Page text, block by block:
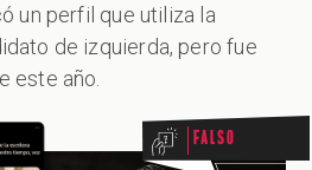
un perfil que utiliza la
de izquierda, pero fue
este año.
Falso